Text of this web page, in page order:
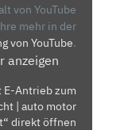
von YouTube
mehr in der
von YouTube.
anzeigen
E-Antrieb zum
| auto motor
direkt öffnen